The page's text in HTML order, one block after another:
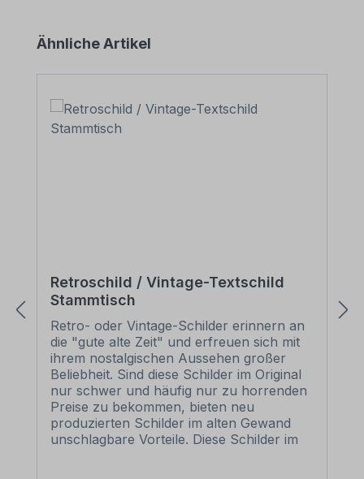
Produktgalerie überspringen
Ähnliche Artikel
Retroschild / Vintage-Textschild
Stammtisch
Retro- oder Vintage-Schilder erinnern an
die "gute alte Zeit" und erfreuen sich mit
ihrem nostalgischen Aussehen großer
Beliebheit. Sind diese Schilder im Original
nur schwer und häufig nur zu horrenden
Preise zu bekommen, bieten neu
produzierten Schilder im alten Gewand
unschlagbare Vorteile. Diese Schilder im